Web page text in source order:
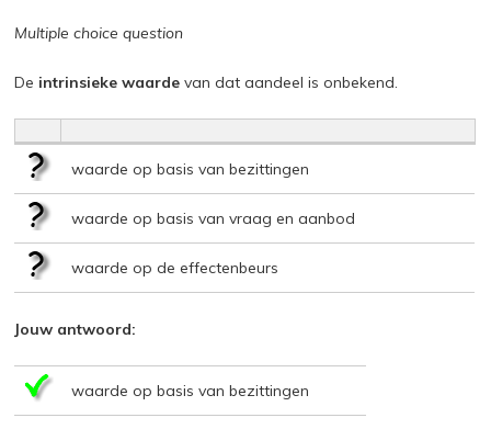
Multiple choice question
De intrinsieke waarde van dat aandeel is onbekend.
waarde op basis van bezittingen
waarde op basis van vraag en aanbod
waarde op de effectenbeurs
Jouw antwoord:
waarde op basis van bezittingen